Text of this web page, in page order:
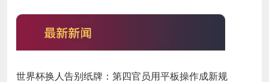
世界杯换人告别纸牌：第四官员用平板操作成新规